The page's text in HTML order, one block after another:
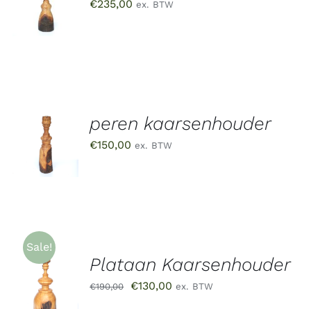
WINKELWAGEN
/
DETAILS
€235,00 ex. BTW
TOEVOEGEN
AAN
WINKELWAGEN
/
DETAILS
peren kaarsenhouder
€150,00 ex. BTW
Sale!
TOEVOEGEN
AAN
WINKELWAGEN
/
Plataan Kaarsenhouder
€190,00
Oorspronkelijke
€130,00 Huidige
ex. BTW